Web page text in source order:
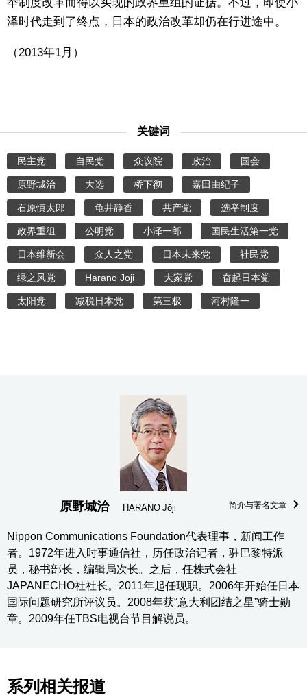
泽时代走到了终点，日本的政治改革却仍在行进途中。
（2013年1月）
关键词
民主党 自民党 众议院 政治 国会
原野城治 大选 桥下彻 嘉田由纪子
石原慎太郎 龟井静香 共产党 选举制度
政界重组 公明党 小泽一郎 国民生活第一党
日本维新会 众人之党 日本未来党 社民党
绿之风党 Harano Joji 大家党 奋起日本党
太阳党 减税日本党 第三极 河村隆一
原野城治 HARANO Jōji 简介与署名文章
Nippon Communications Foundation代表理事，新闻工作
者。1972年进入时事通信社，历任政治记者，驻巴黎特派
员，秘书部长，编辑局次长。之后，任株式会社
JAPANECHO社社长。2011年起任现职。2006年开始任日本
国际问题研究所评议员。2008年获“意大利团结之星”骑士勋
章。2009年任TBS电视台节目解说员。
系列相关报道